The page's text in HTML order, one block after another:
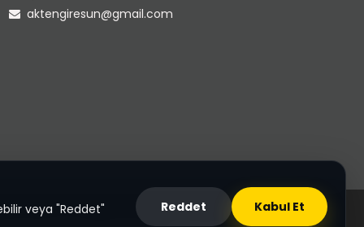
veya "Reddet"
Reddet Kabul Et
aktengiresun@gmail.com